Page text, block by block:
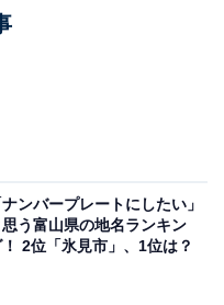
／静岡県）、歴史的に
」（30代男性／石川
出るから」（30代女性
の印象が良いから」
メントが寄せられてい
ナンバープレートにしたい」
思う富山県の地名ランキン
！ 2位「氷見市」、1位は？